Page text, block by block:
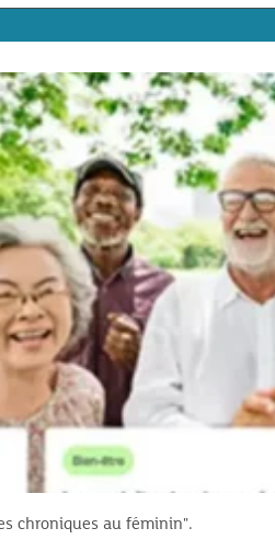
chroniques au féminin".